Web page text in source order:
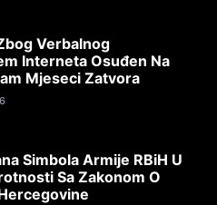
Verbalnog
Interneta Osuđen Na
Mjeseci Zatvora
Simbola Armije RBiH U
Sa Zakonom O